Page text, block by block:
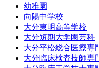
幼稚園
向陽中学校
大分東明高等学校
大分短期大学園芸科
大分平松総合医療専
大分臨床検査技師専